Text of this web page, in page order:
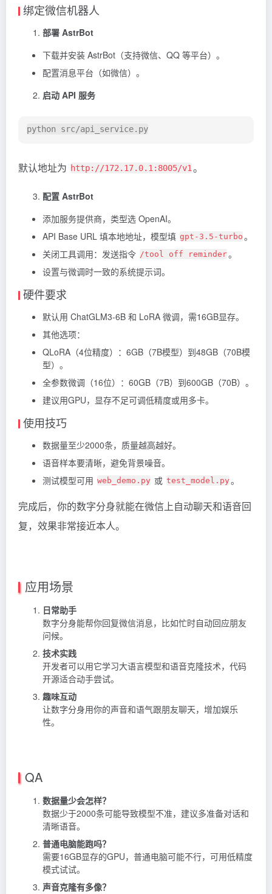
绑定微信机器人
部署 AstrBot
下载并安装 AstrBot（支持微信、QQ 等平台）。
配置消息平台（如微信）。
启动 API 服务
默认地址为 http://172.17.0.1:8005/v1 。
配置 AstrBot
添加服务提供商，类型选 OpenAI。
API Base URL 填本地地址，模型填 gpt-3.5-turbo 。
关闭工具调用：发送指令 /tool off reminder。
设置与微调时一致的系统提示词。
硬件要求
默认用 ChatGLM3-6B 和 LoRA 微调，需16GB显存。
其他选项：
QLoRA（4位精度）：6GB（7B模型）到48GB（70B模
型）。
全参数微调（16位）：60GB（7B）到600GB（70B）。
建议用GPU，显存不足可调低精度或用多卡。
使用技巧
数据量至少2000条，质量越高越好。
语音样本要清晰，避免背景噪音。
测试模型可用 web_demo.py 或 test_model.py 。
完成后，你的数字分身就能在微信上自动聊天和语音回
复，效果非常接近本人。
应用场景
日常助手
数字分身能帮你回复微信消息，比如忙时自动回应朋友
问候。
技术实践
开发者可以用它学习大语言模型和语音克隆技术，代码
开源适合动手尝试。
趣味互动
让数字分身用你的声音和语气跟朋友聊天，增加娱乐
性。
QA
数据量少会怎样？
数据少于2000条可能导致模型不准，建议多准备对话和
清晰语音。
普通电脑能跑吗？
需要16GB显存的GPU，普通电脑可能不行，可用低精度
模式试试。
声音克隆有多像？